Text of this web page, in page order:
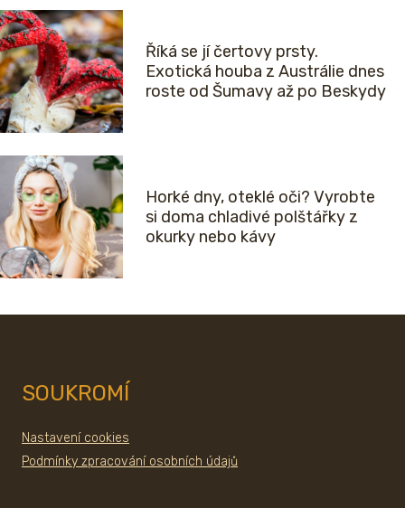
Říká se jí čertovy prsty.
Exotická houba z Austrálie dnes
roste od Šumavy až po Beskydy
Horké dny, oteklé oči? Vyrobte
si doma chladivé polštářky z
okurky nebo kávy
SOUKROMÍ
Nastavení cookies
Podmínky zpracování osobních údajů